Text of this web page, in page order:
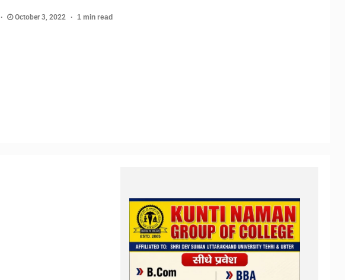
October 3, 2022 1 min read